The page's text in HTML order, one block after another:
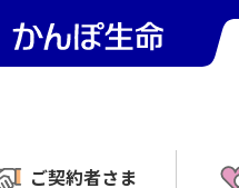
ご契約者さま